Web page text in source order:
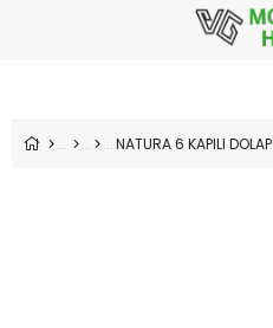
NATURA 6 KAPILI DOLAP